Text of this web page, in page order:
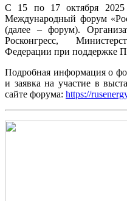
С 15 по 17 октября
Международный форум
(далее – форум).
Росконгресс,
Федерации при поддержке
Подробная информация о
и заявка на участие в
сайте форума: https://